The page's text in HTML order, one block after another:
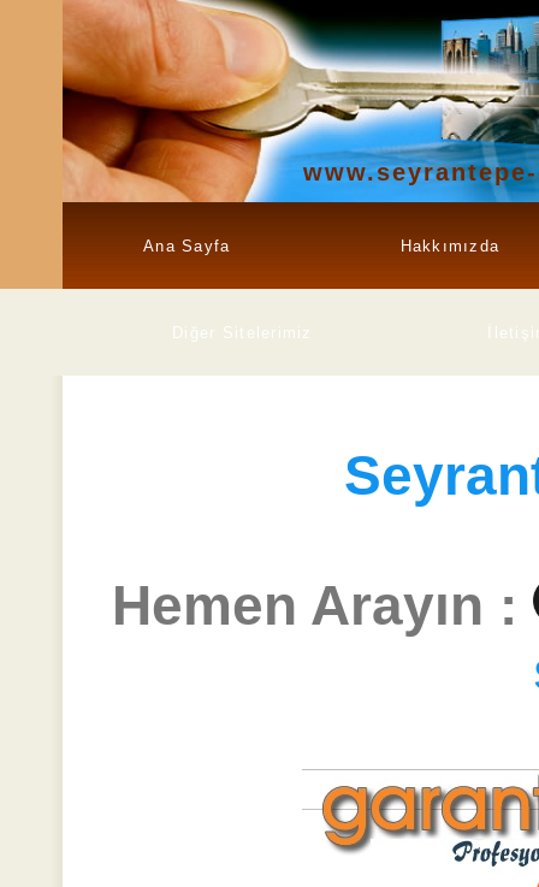
Ana Sayfa Hakkımızda
Diğer Sitelerimiz
Hemen Arayın :